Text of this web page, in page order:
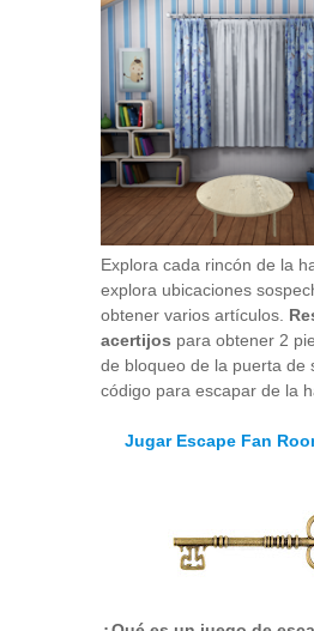
Explora cada rincón de la
explora ubicaciones
obtener varios artículos.
acertijos para obtener 2
de bloqueo de la puerta de
código para escapar de la
Jugar Escape Fan